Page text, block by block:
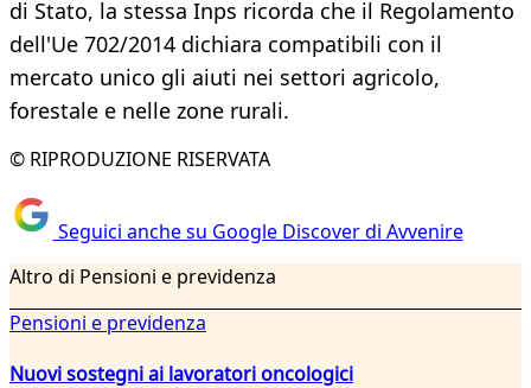
di Stato, la stessa Inps ricorda che il Regolamento
dell'Ue 702/2014 dichiara compatibili con il
mercato unico gli aiuti nei settori agricolo,
forestale e nelle zone rurali.
© RIPRODUZIONE RISERVATA
Seguici anche su Google Discover di Avvenire
Altro di Pensioni e previdenza
Pensioni e previdenza
Nuovi sostegni ai lavoratori oncologici